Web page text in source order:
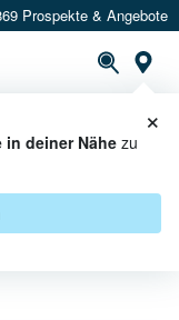
Prospekte & Angebote
in deiner Nähezu
×
&